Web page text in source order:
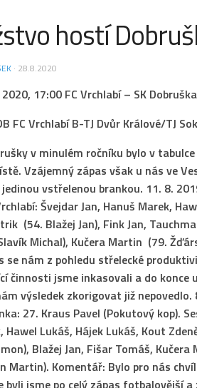
hostí
· 28.8.2020
17:00 FC Vrchlabí – SK Dobruška
FC Vrchlabí B-TJ Dvůr Králové/TJ
v minulém ročníku bylo v
Vzájemný zápas však u nás ve
vstřelenou brankou. 11. 8.
Švejdar Jan, Hanuš Marek,
(54. Blažej Jan), Fink Jan,
Michal), Kučera Martin (79.
se nám z pohledu střelecké
činnosti jsme inkasovali a do
výsledek zkorigovat již nepovedlo.
27. Kraus Pavel (Pokutový kop).
Hawel Lukáš, Hájek Lukáš, Kout
Blažej Jan, Fišar Tomáš,
Martin). Komentář: Bylo pro nás
byli jsme po celý zápas fotbalovější